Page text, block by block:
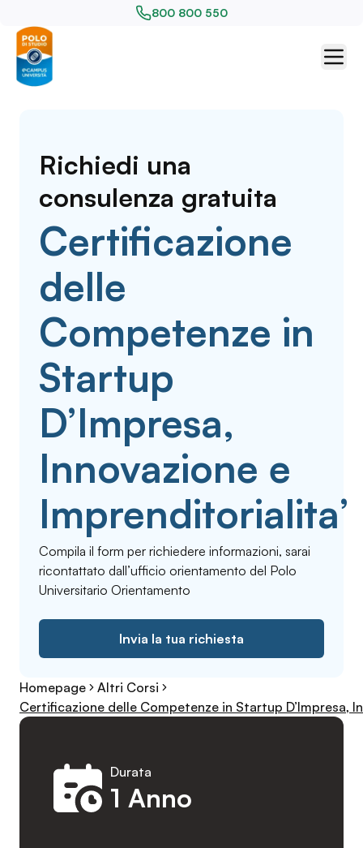
800 800 550
Richiedi una
consulenza gratuita
Certificazione
delle
Competenze in
Startup
D’Impresa,
Innovazione e
Imprenditorialita’
Compila il form per richiedere informazioni, sarai
ricontattato dall’ufficio orientamento del Polo
Universitario Orientamento
Invia la tua richiesta
Homepage
Altri Corsi
Certificazione delle Competenze in Startup D’Impresa,
1 Anno
Durata